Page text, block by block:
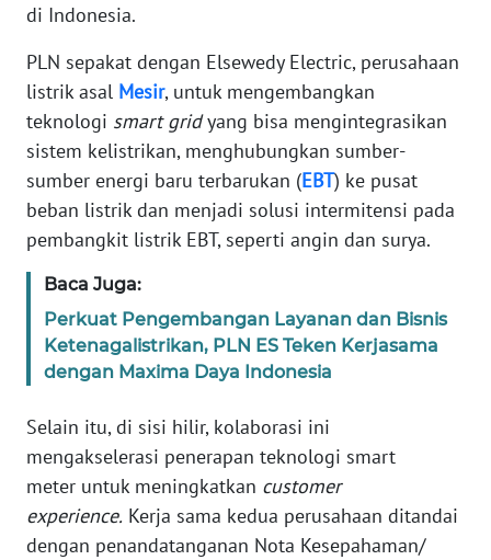
di Indonesia.
PLN sepakat dengan Elsewedy Electric, perusahaan
listrik asal Mesir, untuk mengembangkan
teknologi smart gridyang bisa mengintegrasikan
sistem kelistrikan, menghubungkan sumber-
sumber energi baru terbarukan (EBT) ke pusat
beban listrik dan menjadi solusi intermitensi pada
pembangkit listrik EBT, seperti angin dan surya.
Baca Juga:
Perkuat Pengembangan Layanan dan Bisnis
Ketenagalistrikan, PLN ES Teken Kerjasama
dengan Maxima Daya Indonesia
Selain itu, di sisi hilir, kolaborasi ini
mengakselerasi penerapan teknologi smart
meter untuk meningkatkan customer
experience. Kerja sama kedua perusahaan ditandai
dengan penandatanganan Nota Kesepahaman/
MEDIA
SIBER
REDAKSI
KARIR
Wahana
Regional
SUMUT
WN
JAKARTA